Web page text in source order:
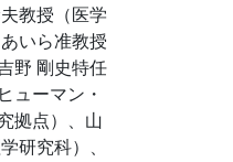
教授（医学
いら准教授
野 剛史特任
ューマン・
拠点）、山
研究科）、